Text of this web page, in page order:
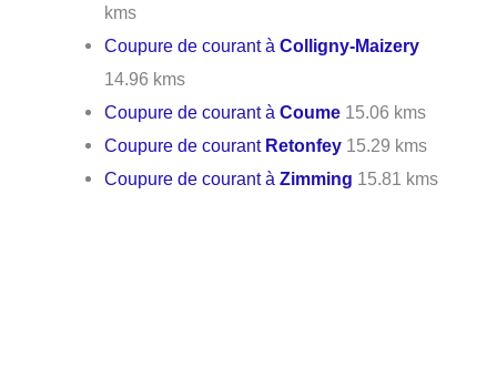
kms
Coupure de courant àColligny-Maizery
14.96 kms
Coupure de courant àCoume 15.06 kms
Coupure de courant Retonfey 15.29 kms
Coupure de courant àZimming 15.81 kms